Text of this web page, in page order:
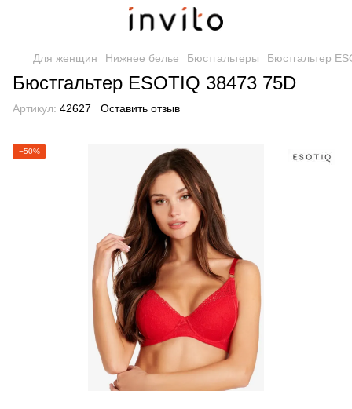
Для женщин Нижнее белье Бюстгальтеры Бюстгальтер
Бюстгальтер ESOTIQ 38473 75D
Артикул: 42627 Оставить отзыв
−50%